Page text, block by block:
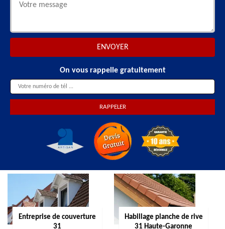
On vous rappelle gratuitement
Entreprise de couverture
31
Habillage planche de rive
31 Haute-Garonne